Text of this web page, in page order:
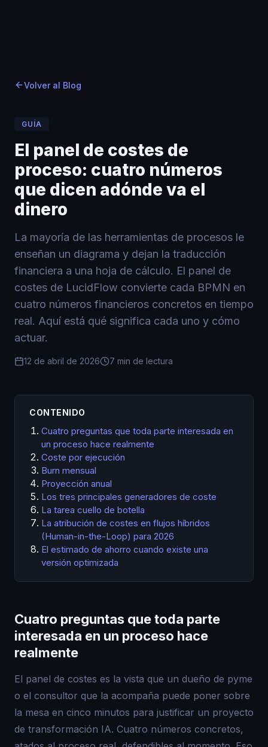
Volver al Blog
GUÍA
El panel de costes de
proceso: cuatro números
que dicen adónde va el
dinero
La mayoría de las herramientas de procesos le
enseñan un diagrama y dejan la traducción
financiera a una hoja de cálculo. El panel de
costes de LucidFlow convierte cada BPMN en
cuatro números financieros concretos en tiempo
real. Aquí está qué significa cada uno y cómo
actuar.
12 de abril de 2026 7 min de lectura
CONTENIDO
Cuatro preguntas que toda parte interesada en
un proceso hace realmente
Coste por ejecución
Burn mensual
Proyección anual
Los tres principales generadores de coste
La tarea cuello de botella
La atribución de costes en flujos híbridos
(Human-in-the-Loop) para 2026
El estimado de ahorro cuando existe una
versión optimizada
Cuatro preguntas que toda parte
interesada en un proceso hace
realmente
El panel de costes es la vista que un dueño de pyme
o el consultor que la acompaña puede poner sobre
la mesa en cinco minutos para justificar un proyecto
de transformación IA. Cuatro números concretos,